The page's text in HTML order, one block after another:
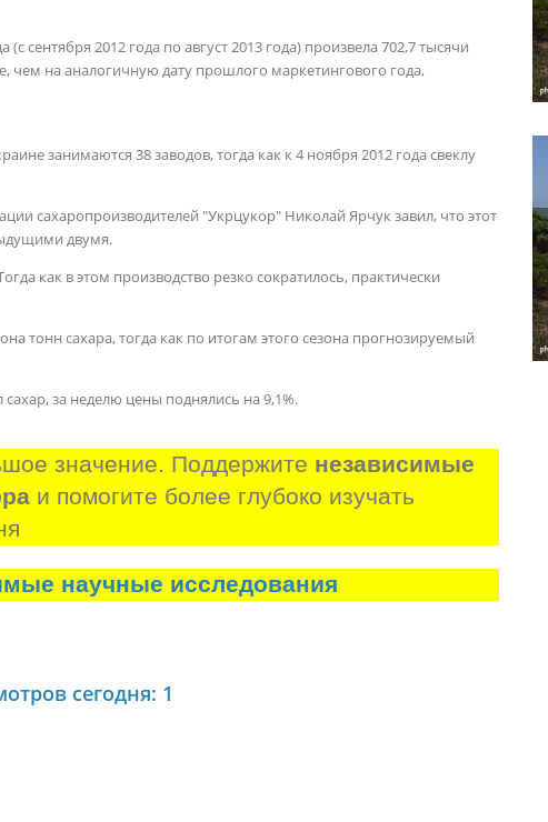
сентября 2012 года по август 2013 года) произвела 702,7 тысячи
чем на аналогичную дату прошлого маркетингового года,
занимаются 38 заводов, тогда как к 4 ноября 2012 года свеклу
сахаропроизводителей "Укрцукор" Николай Ярчук завил, что этот
двумя.
как в этом производство резко сократилось, практически
тонн сахара, тогда как по итогам этого сезона прогнозируемый
за неделю цены поднялись на 9,1%.
значение. Поддержите независимые
и помогите более глубоко изучать
научные исследования
сегодня: 1